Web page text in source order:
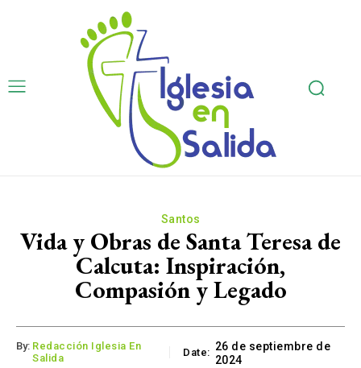
Santos
Vida y Obras de Santa Teresa de
Calcuta: Inspiración,
Compasión y Legado
By: Redacción Iglesia En
Salida
Date: 26 de septiembre de
2024